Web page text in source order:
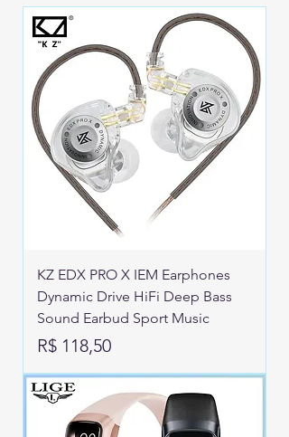
KZ EDX PRO X IEM Earphones
Dynamic Drive HiFi Deep Bass
Sound Earbud Sport Music
Preço
R$ 118,50